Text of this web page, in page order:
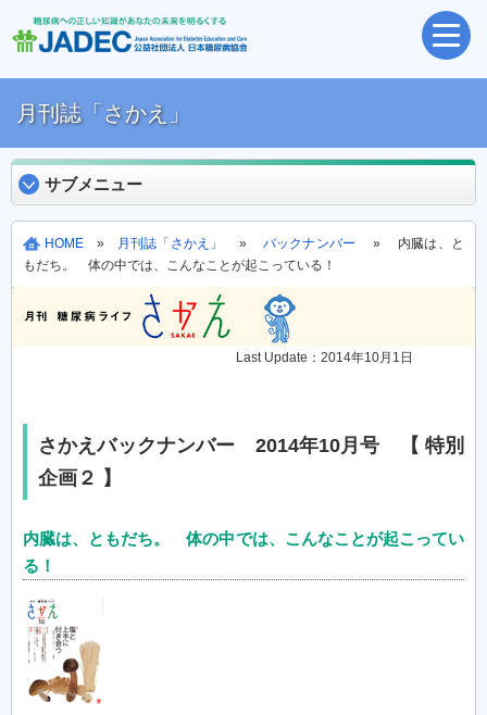
月刊誌「さかえ」
サブメニュー
HOME » 月刊誌「さかえ」 » バックナンバー » 内臓は、と
もだち。 体の中では、こんなことが起こっている！
Last Update：2014年10月1日
さかえバックナンバー 2014年10月号 【 特別
企画２ 】
内臓は、ともだち。 体の中では、こんなことが起こってい
る！